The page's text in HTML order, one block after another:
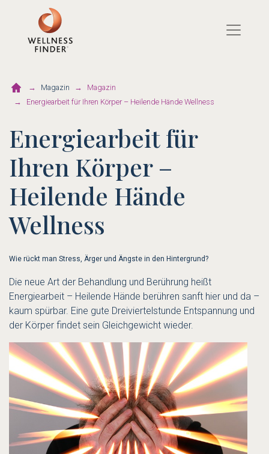
Magazin
Magazin
Energiearbeit für Ihren Körper – Heilende Hände Wellness
Energiearbeit für
Ihren Körper –
Heilende Hände
Wellness
Wie rückt man Stress, Ärger und Ängste in den Hintergrund?
Die neue Art der Behandlung und Berührung heißt
Energiearbeit – Heilende Hände berühren sanft hier und da –
kaum spürbar. Eine gute Dreiviertelstunde Entspannung und
der Körper findet sein Gleichgewicht wieder.